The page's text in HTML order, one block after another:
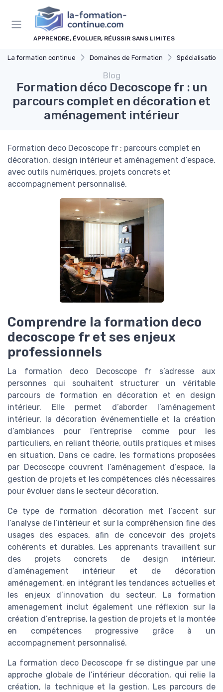
APPRENDRE, ÉVOLUER, RÉUSSIR SANS LIMITES
La formation continue Domaines de Formation
Blog
Formation déco Decoscope fr : un
parcours complet en décoration et
aménagement intérieur
Formation deco Decoscope fr : parcours complet en
décoration, design intérieur et aménagement d’espace,
avec outils numériques, projets concrets et
accompagnement personnalisé.
Comprendre la formation deco
decoscope fr et ses enjeux
professionnels
La formation deco Decoscope fr s’adresse aux
personnes qui souhaitent structurer un véritable
parcours de formation en décoration et en design
intérieur. Elle permet d’aborder l’aménagement
intérieur, la décoration événementielle et la création
d’ambiances pour l’entreprise comme pour les
particuliers, en reliant théorie, outils pratiques et mises
en situation. Dans ce cadre, les formations proposées
par Decoscope couvrent l’aménagement d’espace, la
gestion de projets et les compétences clés nécessaires
pour évoluer dans le secteur décoration.
Ce type de formation décoration met l’accent sur
l’analyse de l’intérieur et sur la compréhension fine des
usages des espaces, afin de concevoir des projets
cohérents et durables. Les apprenants travaillent sur
des projets concrets de design intérieur,
d’aménagement intérieur et de décoration
aménagement, en intégrant les tendances actuelles et
les enjeux d’innovation du secteur. La formation
amenagement inclut également une réflexion sur la
création d’entreprise, la gestion de projets et la montée
en compétences progressive grâce à un
accompagnement personnalisé.
La formation deco Decoscope fr se distingue par une
approche globale de l’intérieur décoration, qui relie la
création, la technique et la gestion. Les parcours de
Panneau de gestion des cookies